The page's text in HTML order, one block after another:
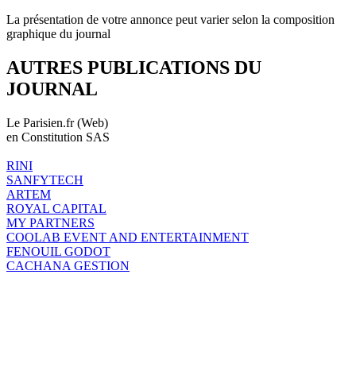
La présentation de votre annonce peut varier selon la composition
graphique du journal
AUTRES PUBLICATIONS DU
JOURNAL
Le Parisien.fr (Web)
en Constitution SAS
RINI
SANFYTECH
ARTEM
ROYAL CAPITAL
MY PARTNERS
COOLAB EVENT AND ENTERTAINMENT
FENOUIL GODOT
CACHANA GESTION